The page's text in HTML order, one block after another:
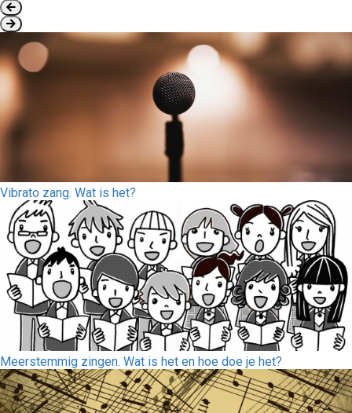
Vibrato zang. Wat is het?
Meerstemmig zingen. Wat is het en hoe doe je het?